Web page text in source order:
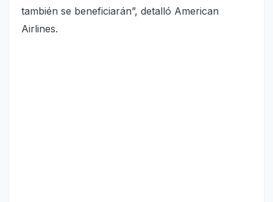
también se beneficiarán”, detalló American
Airlines.